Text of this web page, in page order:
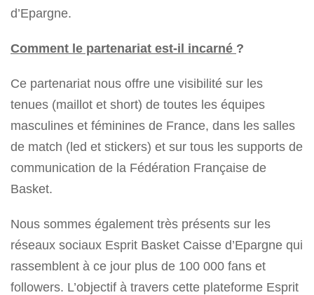
d’Epargne.
Comment le partenariat est-il incarné ?
Ce partenariat nous offre une visibilité sur les
tenues (maillot et short) de toutes les équipes
masculines et féminines de France, dans les salles
de match (led et stickers) et sur tous les supports de
communication de la Fédération Française de
Basket.
Nous sommes également très présents sur les
réseaux sociaux Esprit Basket Caisse d’Epargne qui
rassemblent à ce jour plus de 100 000 fans et
followers. L’objectif à travers cette plateforme Esprit